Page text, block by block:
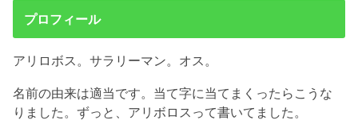
プロフィール
アリロボス。サラリーマン。オス。
名前の由来は適当です。当て字に当てまくったらこうな
りました。ずっと、アリボロスって書いてました。